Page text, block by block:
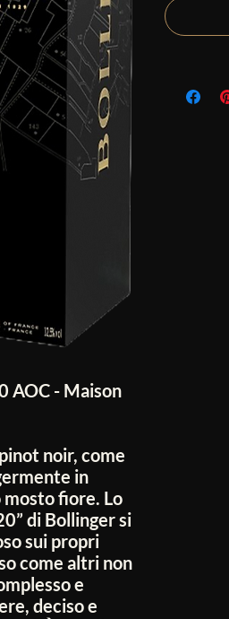
AOC - Maison
noir, come
in
fiore. Lo
di Bollinger si
sui propri
come altri non
e
deciso e